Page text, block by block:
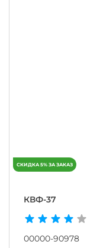
КВФ-37
00000-90978